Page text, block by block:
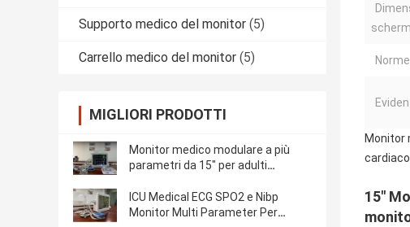
Supporto medico del monitor (5)
Carrello medico del monitor (5)
MIGLIORI PRODOTTI
Monitor medico modulare a più
parametri da 15" per adulti
ICU Medical ECG SPO2 e Nibp
Monitor Multi Parameter Per
Monitor
15"